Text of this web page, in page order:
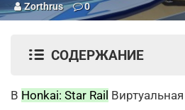
Zorthrus 0
СОДЕРЖАНИЕ
В Honkai: Star Rail